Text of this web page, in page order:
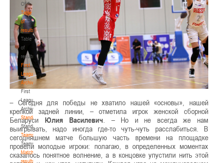
OFF
Table
of
results
Table
of
results
First
League.
Archive
First
League.
Archive
Standings
Standings
Teams
Teams
Match
results
– Сегодня для победы не хватило нашей «основы», нашей
крепкой задней линии, – отметила игрок женской сборной
Беларуси Юлия Василевич . – Но и не всегда же нам
выигрывать, надо иногда где-то чуть-чуть расслабиться. В
сегодняшнем матче большую часть времени на площадке
провели молодые игроки: полагаю, в определенных моментах
сказалось понятное волнение, а в концовке упустили нить этой